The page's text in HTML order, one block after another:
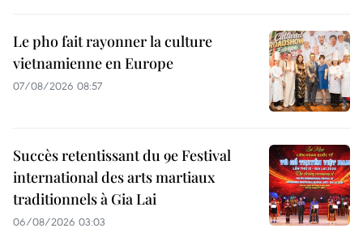
Le pho fait rayonner la culture
vietnamienne en Europe
07/08/2026 08:57
Succès retentissant du 9e Festival
international des arts martiaux
traditionnels à Gia Lai
06/08/2026 03:03